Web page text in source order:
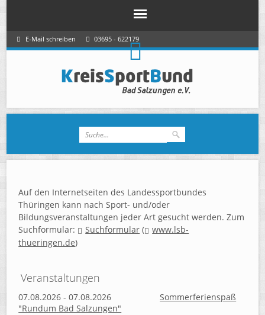
E-Mail schreiben 03695 - 622179
Auf den Internetseiten des Landessportbundes
Thüringen kann nach Sport- und/oder
Bildungsveranstaltungen jeder Art gesucht werden. Zum
Suchformular:
Suchformular (
www.lsb-
thueringen.de)
Veranstaltungen
07.08.2026 - 07.08.2026
Sommerferienspaß
"Rundum Bad Salzungen"